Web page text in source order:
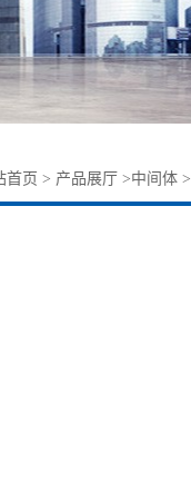
首页 > 产品展厅 >中间体 >